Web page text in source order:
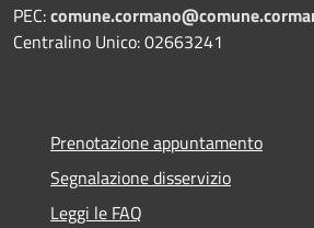
PEC:
Centralino Unico: 02663241
Prenotazione appuntamento
Segnalazione disservizio
Leggi le FAQ